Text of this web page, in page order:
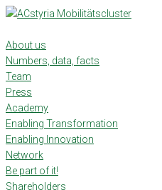
Skip
content
About us
Numbers, data, facts
Team
Press
Academy
Enabling Transformation
Enabling Innovation
Network
Be part of it!
Shareholders